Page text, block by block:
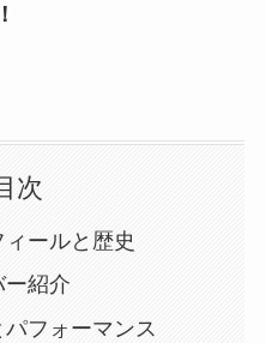
次
ールと歴史
ー紹介
フォーマンス